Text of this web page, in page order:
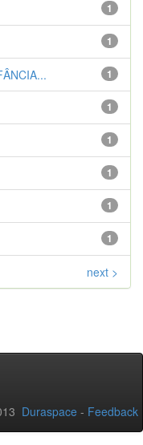
1
1
1
1
1
1
1
1
next >
Duraspace - Feedback